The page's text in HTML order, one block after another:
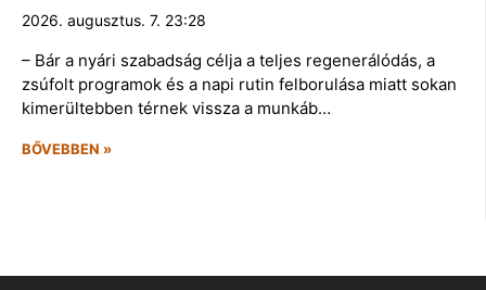
2026. augusztus. 7. 23:28
– Bár a nyári szabadság célja a teljes regenerálódás, a
zsúfolt programok és a napi rutin felborulása miatt sokan
kimerültebben térnek vissza a munkáb…
BŐVEBBEN »